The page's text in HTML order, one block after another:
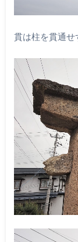
貫は柱を貫通せ